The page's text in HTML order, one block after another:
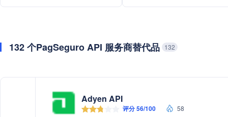
132 个PagSeguro API 服务商替代品 132
Adyen API
评分 56/100 58